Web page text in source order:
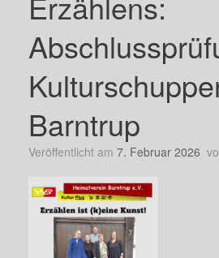
Barntrup
Veröffentlicht am 7. Februar 2026